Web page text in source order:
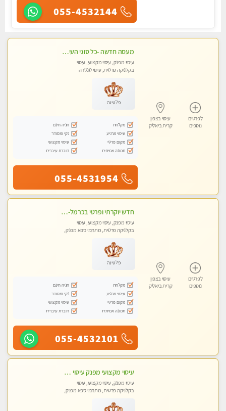
055-4532144
לפרטים
נוספים
עיסוי בצפון
קרית ביאליק
מעסה חדשה -כל סוגי העיסויים מעסה מקצועית ואיכותית פרטי!!!מומלץ לחלוטין!!
עיסוי מפנק, עיסוי מקצועי, עיסוי
בקלניקה פרטית, עיסוי טנטרה
פלטינה
מקלחת
חניה חינם
עיסוי מרגיע
נקי ומסודר
מקום פרטי
עיסוי מקצועי
תמונה אמיתית
דוברת עיברית
055-4531954
לפרטים
נוספים
עיסוי בצפון
קרית ביאליק
חדש יוקרתי ופרטי בכרמל-חיפה פנקו את עצמכם ברוגע פינוק וחוויה בלתי נשכחת ללא מין !!
עיסוי מפנק, עיסוי מקצועי, עיסוי
בקלניקה פרטית, מתחמי ספא מפנק,
פלטינה
מקלחת
חניה חינם
עיסוי מרגיע
נקי ומסודר
מקום פרטי
עיסוי מקצועי
תמונה אמיתית
דוברת עיברית
055-4532101
עיסוי מקצועי מפנק עיסוי עם אבנים חמות. מעסה עם תעודות. טיפול מרגיע משוחרר באווירה נעימה נקיה ומסודרת. יש חניה ומקלחת
עיסוי מפנק, עיסוי מקצועי, עיסוי
בקלניקה פרטית, מתחמי ספא מפנק,